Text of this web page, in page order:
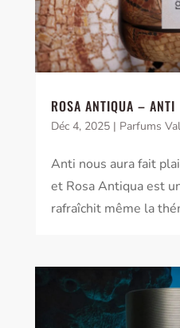
ROSA ANTIQUA – ANTI
Déc 4, 2025| Parfums
Anti nous aura fait
et Rosa Antiqua est
rafraîchit même la